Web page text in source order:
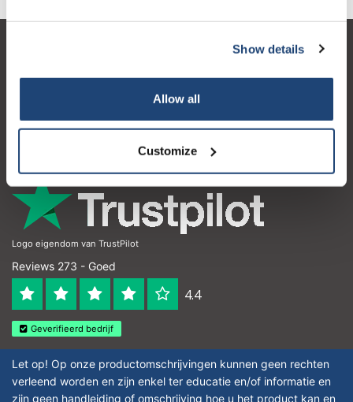
Show details
Allow all
Customize
Contactgegevens
Logo eigendom van TrustPilot
Reviews 273 - Goed
4.4
Geverifieerd bedrijf
Let op! Op onze productomschrijvingen kunnen geen rechten
verleend worden en zijn enkel ter educatie en/of informatie en
zijn geen handleiding of omschrijving hoe u het product kan en